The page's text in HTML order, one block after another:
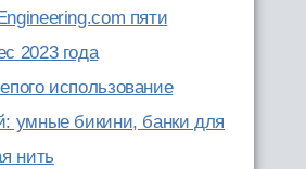
пяти
2023 года
использование
умные бикини, банки для
нить